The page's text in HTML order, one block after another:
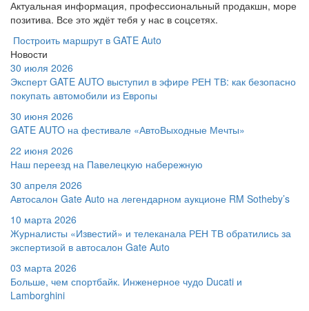
Актуальная информация, профессиональный продакшн, море
позитива. Все это ждёт тебя у нас в соцсетях.
Построить маршрут в GATE Auto
Новости
30 июля 2026
Эксперт GATE AUTO выступил в эфире РЕН ТВ: как безопасно
покупать автомобили из Европы
30 июня 2026
GATE AUTO на фестивале «АвтоВыходные Мечты»
22 июня 2026
Наш переезд на Павелецкую набережную
30 апреля 2026
Автосалон Gate Auto на легендарном аукционе RM Sotheby’s
10 марта 2026
Журналисты «Известий» и телеканала РЕН ТВ обратились за
экспертизой в автосалон Gate Auto
03 марта 2026
Больше, чем спортбайк. Инженерное чудо Ducati и
Lamborghini